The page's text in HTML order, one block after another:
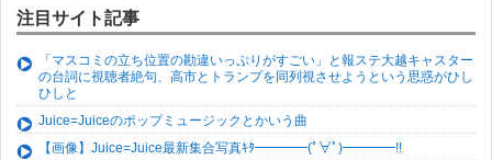
注目サイト記事
「マスコミの立ち位置の勘違いっぷりがすごい」と報ステ大越キャスター
の台詞に視聴者絶句、高市とトランプを同列視させようという思惑がひし
ひしと
Juice=Juiceのポップミュージックとかいう曲
【画像】Juice=Juice最新集合写真ｷﾀ━━━━(ﾟ∀ﾟ)━━━━!!